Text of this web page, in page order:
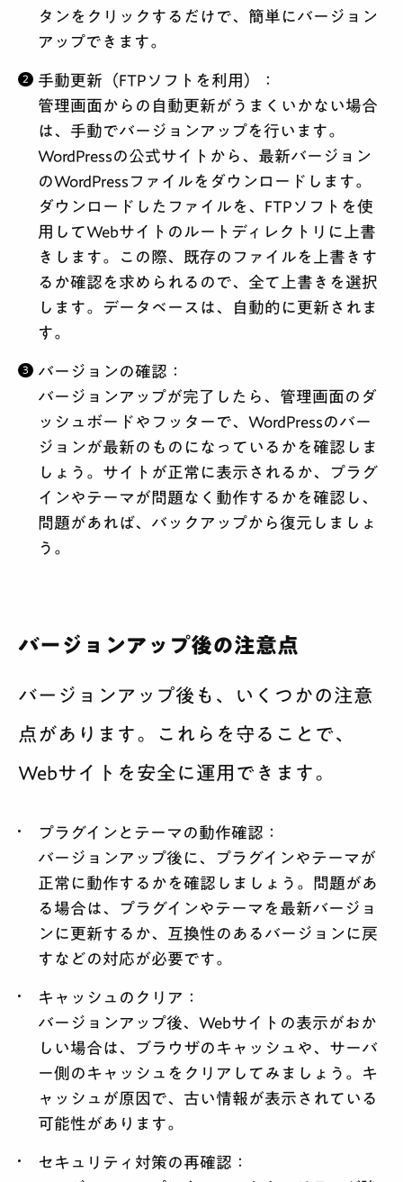
タンをクリックするだけで、簡単にバージョン
アップできます。
手動更新（FTPソフトを利用）
：
管理画面からの自動更新がうまくいかない場合
は、手動でバージョンアップを行います。
WordPressの公式サイトから、最新バージョン
のWordPressファイルをダウンロードします。
ダウンロードしたファイルを、FTPソフトを使
用してWebサイトのルートディレクトリに上書
きします。この際、既存のファイルを上書きす
るか確認を求められるので、全て上書きを選択
します。データベースは、自動的に更新されま
す。
バージョンの確認 ：
バージョンアップが完了したら、管理画面のダ
ッシュボードやフッターで、WordPressのバー
ジョンが最新のものになっているかを確認しま
しょう。サイトが正常に表示されるか、プラグ
インやテーマが問題なく動作するかを確認し、
問題があれば、バックアップから復元しましょ
う。
バージョンアップ後の注意点
バージョンアップ後も、いくつかの注意
点があります。これらを守ることで、
Webサイトを安全に運用できます。
プラグインとテーマの動作確認 ：
バージョンアップ後に、プラグインやテーマが
正常に動作するかを確認しましょう。問題があ
る場合は、プラグインやテーマを最新バージョ
ンに更新するか、互換性のあるバージョンに戻
すなどの対応が必要です。
キャッシュのクリア ：
バージョンアップ後、Webサイトの表示がおか
しい場合は、ブラウザのキャッシュや、サーバ
ー側のキャッシュをクリアしてみましょう。キ
ャッシュが原因で、古い情報が表示されている
可能性があります。
セキュリティ対策の再確認 ：